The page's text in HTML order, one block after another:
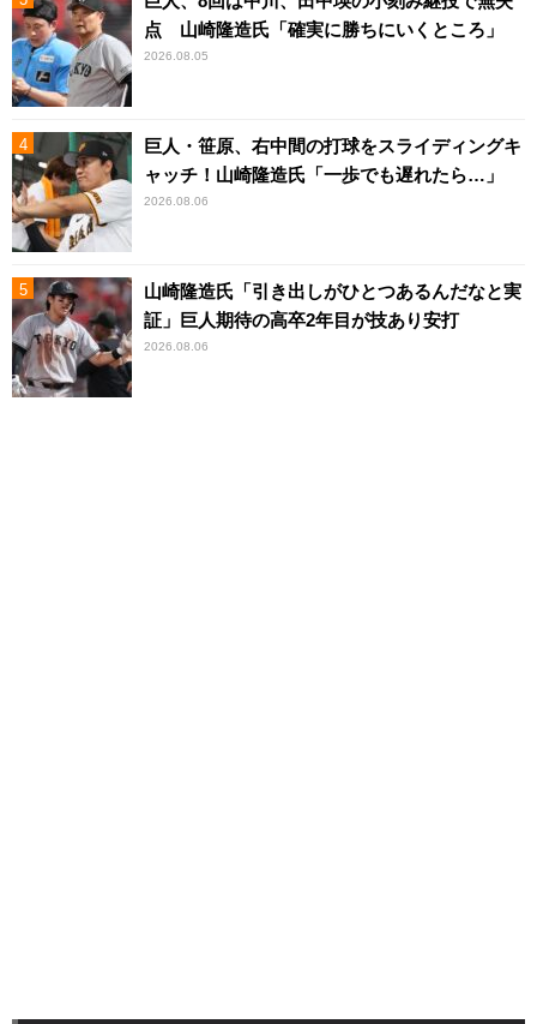
点 山崎隆造氏「確実に勝ちにいくところ」
2026.08.05
巨人・笹原、右中間の打球をスライディングキ
ャッチ！山崎隆造氏「一歩でも遅れたら…」
2026.08.06
山崎隆造氏「引き出しがひとつあるんだなと実
証」巨人期待の高卒2年目が技あり安打
2026.08.06